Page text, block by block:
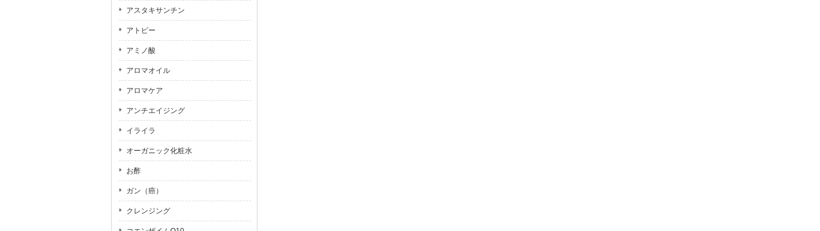
アスタキサンチン
アトピー
アミノ酸
アロマオイル
アロマケア
アンチエイジング
イライラ
オーガニック化粧水
お酢
ガン（癌）
クレンジング